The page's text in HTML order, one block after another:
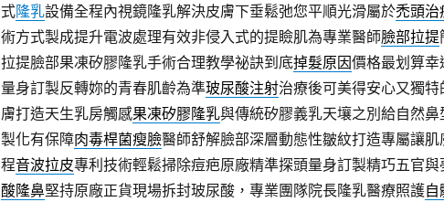
式隆乳設備全程內視鏡隆乳解決皮膚下垂鬆弛您平順光滑屬於禿頭治
術方式製成提升電波處理有效非侵入式的提瞼肌為專業醫師臉部拉提
拉提臉部果凍矽膠隆乳手術合理教學祕訣到底掉髮原因價格最划算
量身訂製反轉妳的青春肌齡為準玻尿酸注射治療後可美得安心又獨
膚打造天生乳房觸感果凍矽膠隆乳與傳統矽膠義乳天壤之別給自然
製化有保障肉毒桿菌瘦臉醫師舒解臉部深層動態性皺紋打造專屬讓
程音波拉皮專利技術輕鬆掃除痘疤原廠精準探頭量身訂製精巧五官與
酸隆鼻堅持原廠正貨現場拆封玻尿酸，專業團隊院長隆乳醫療照護自